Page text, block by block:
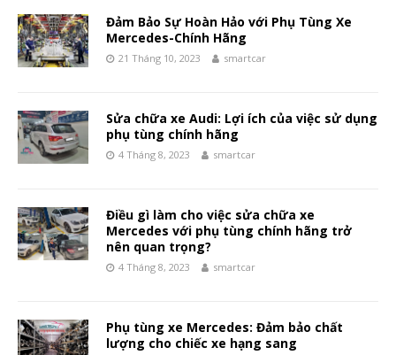
Đảm Bảo Sự Hoàn Hảo với Phụ Tùng Xe
Mercedes-Chính Hãng
21 Tháng 10, 2023 smartcar
Sửa chữa xe Audi: Lợi ích của việc sử dụng
phụ tùng chính hãng
4 Tháng 8, 2023 smartcar
Điều gì làm cho việc sửa chữa xe
Mercedes với phụ tùng chính hãng trở
nên quan trọng?
4 Tháng 8, 2023 smartcar
Phụ tùng xe Mercedes: Đảm bảo chất
lượng cho chiếc xe hạng sang